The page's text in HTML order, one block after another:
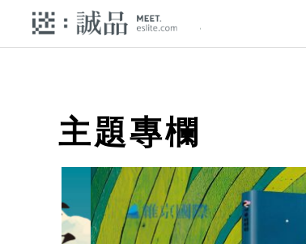
主題專欄